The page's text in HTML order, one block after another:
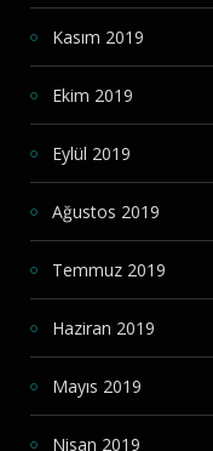
Kasım 2019
Ekim 2019
Eylül 2019
Ağustos 2019
Temmuz 2019
Haziran 2019
Mayıs 2019
Nisan 2019